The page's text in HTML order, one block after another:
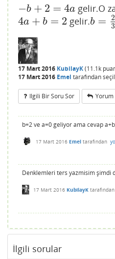
−b + 2 = 4a
−b+ 2= 4a gelir.O
4a + b = 2
4a+b= 2 gelir.b =
2
3
b =23
17 Mart 2016 KubilayK(11.1k
17 Mart 2016 Emel tarafından
Ilgili Bir Soru Sor Yorum
b=2 ve a=0 geliyor ama cevap
17 Mart 2016 Emel tarafından
Denklemleri ters yazmisim şimdi
17 Mart 2016 KubilayK tarafından
İlgili sorular